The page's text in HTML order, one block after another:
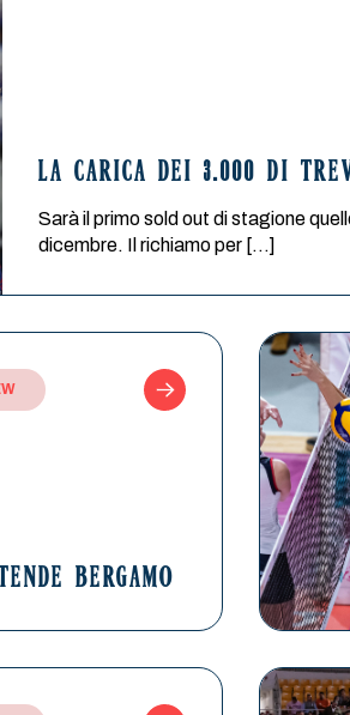
LA CARICA DEI 3.000 DI
Sarà il primo sold out di stagione
dicembre. Il richiamo per […]
BERGAMO